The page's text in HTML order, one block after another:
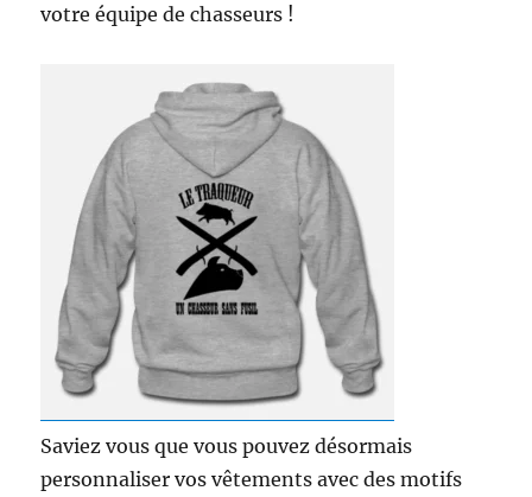
votre équipe de chasseurs !
Saviez vous que vous pouvez désormais
personnaliser vos vêtements avec des motifs